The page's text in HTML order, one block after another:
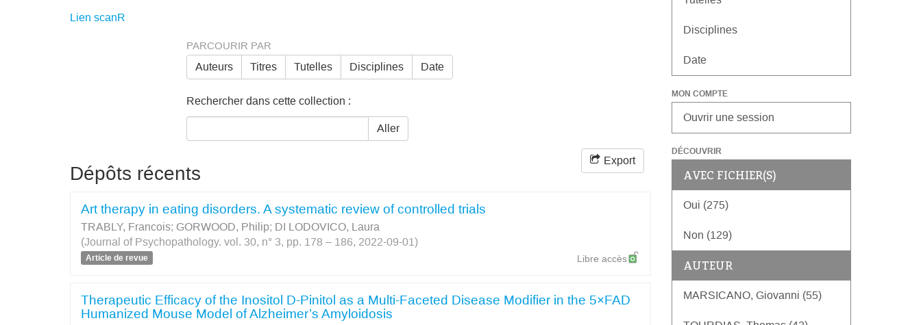
Lien scanR
PARCOURIR PAR
Auteurs
Titres Tutelles Disciplines Date
Rechercher dans cette collection :
Aller
Export
Dépôts récents
Art therapy in eating disorders. A systematic review of controlled trials
TRABLY, Francois; GORWOOD, Philip; DI LODOVICO, Laura
(Journal of Psychopathology. vol. 30, n° 3, pp. 178 – 186, 2022-09-01)
Article de revue Libre accès
Therapeutic Efficacy of the Inositol D-Pinitol as a Multi-Faceted Disease Modifier in the 5×FAD
Humanized Mouse Model of Alzheimer’s Amyloidosis
Disciplines
Date
MON COMPTE
Ouvrir une session
DÉCOUVRIR
AVEC FICHIER(S)
Oui (275)
Non (129)
AUTEUR
MARSICANO, Giovanni (55)